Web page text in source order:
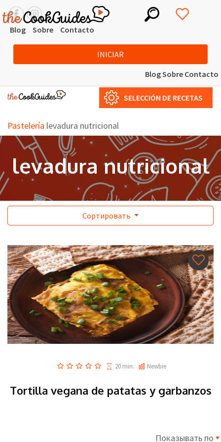
Blog Sobre Contacto
INICIAR
BlogSobre Contacto
SELECCIÓN DE RECETAS
Pastelería levadura nutricional
levadura nutricional
Сортировать
20 min. Newbie
Tortilla vegana de patatas y garbanzos
Показывать по